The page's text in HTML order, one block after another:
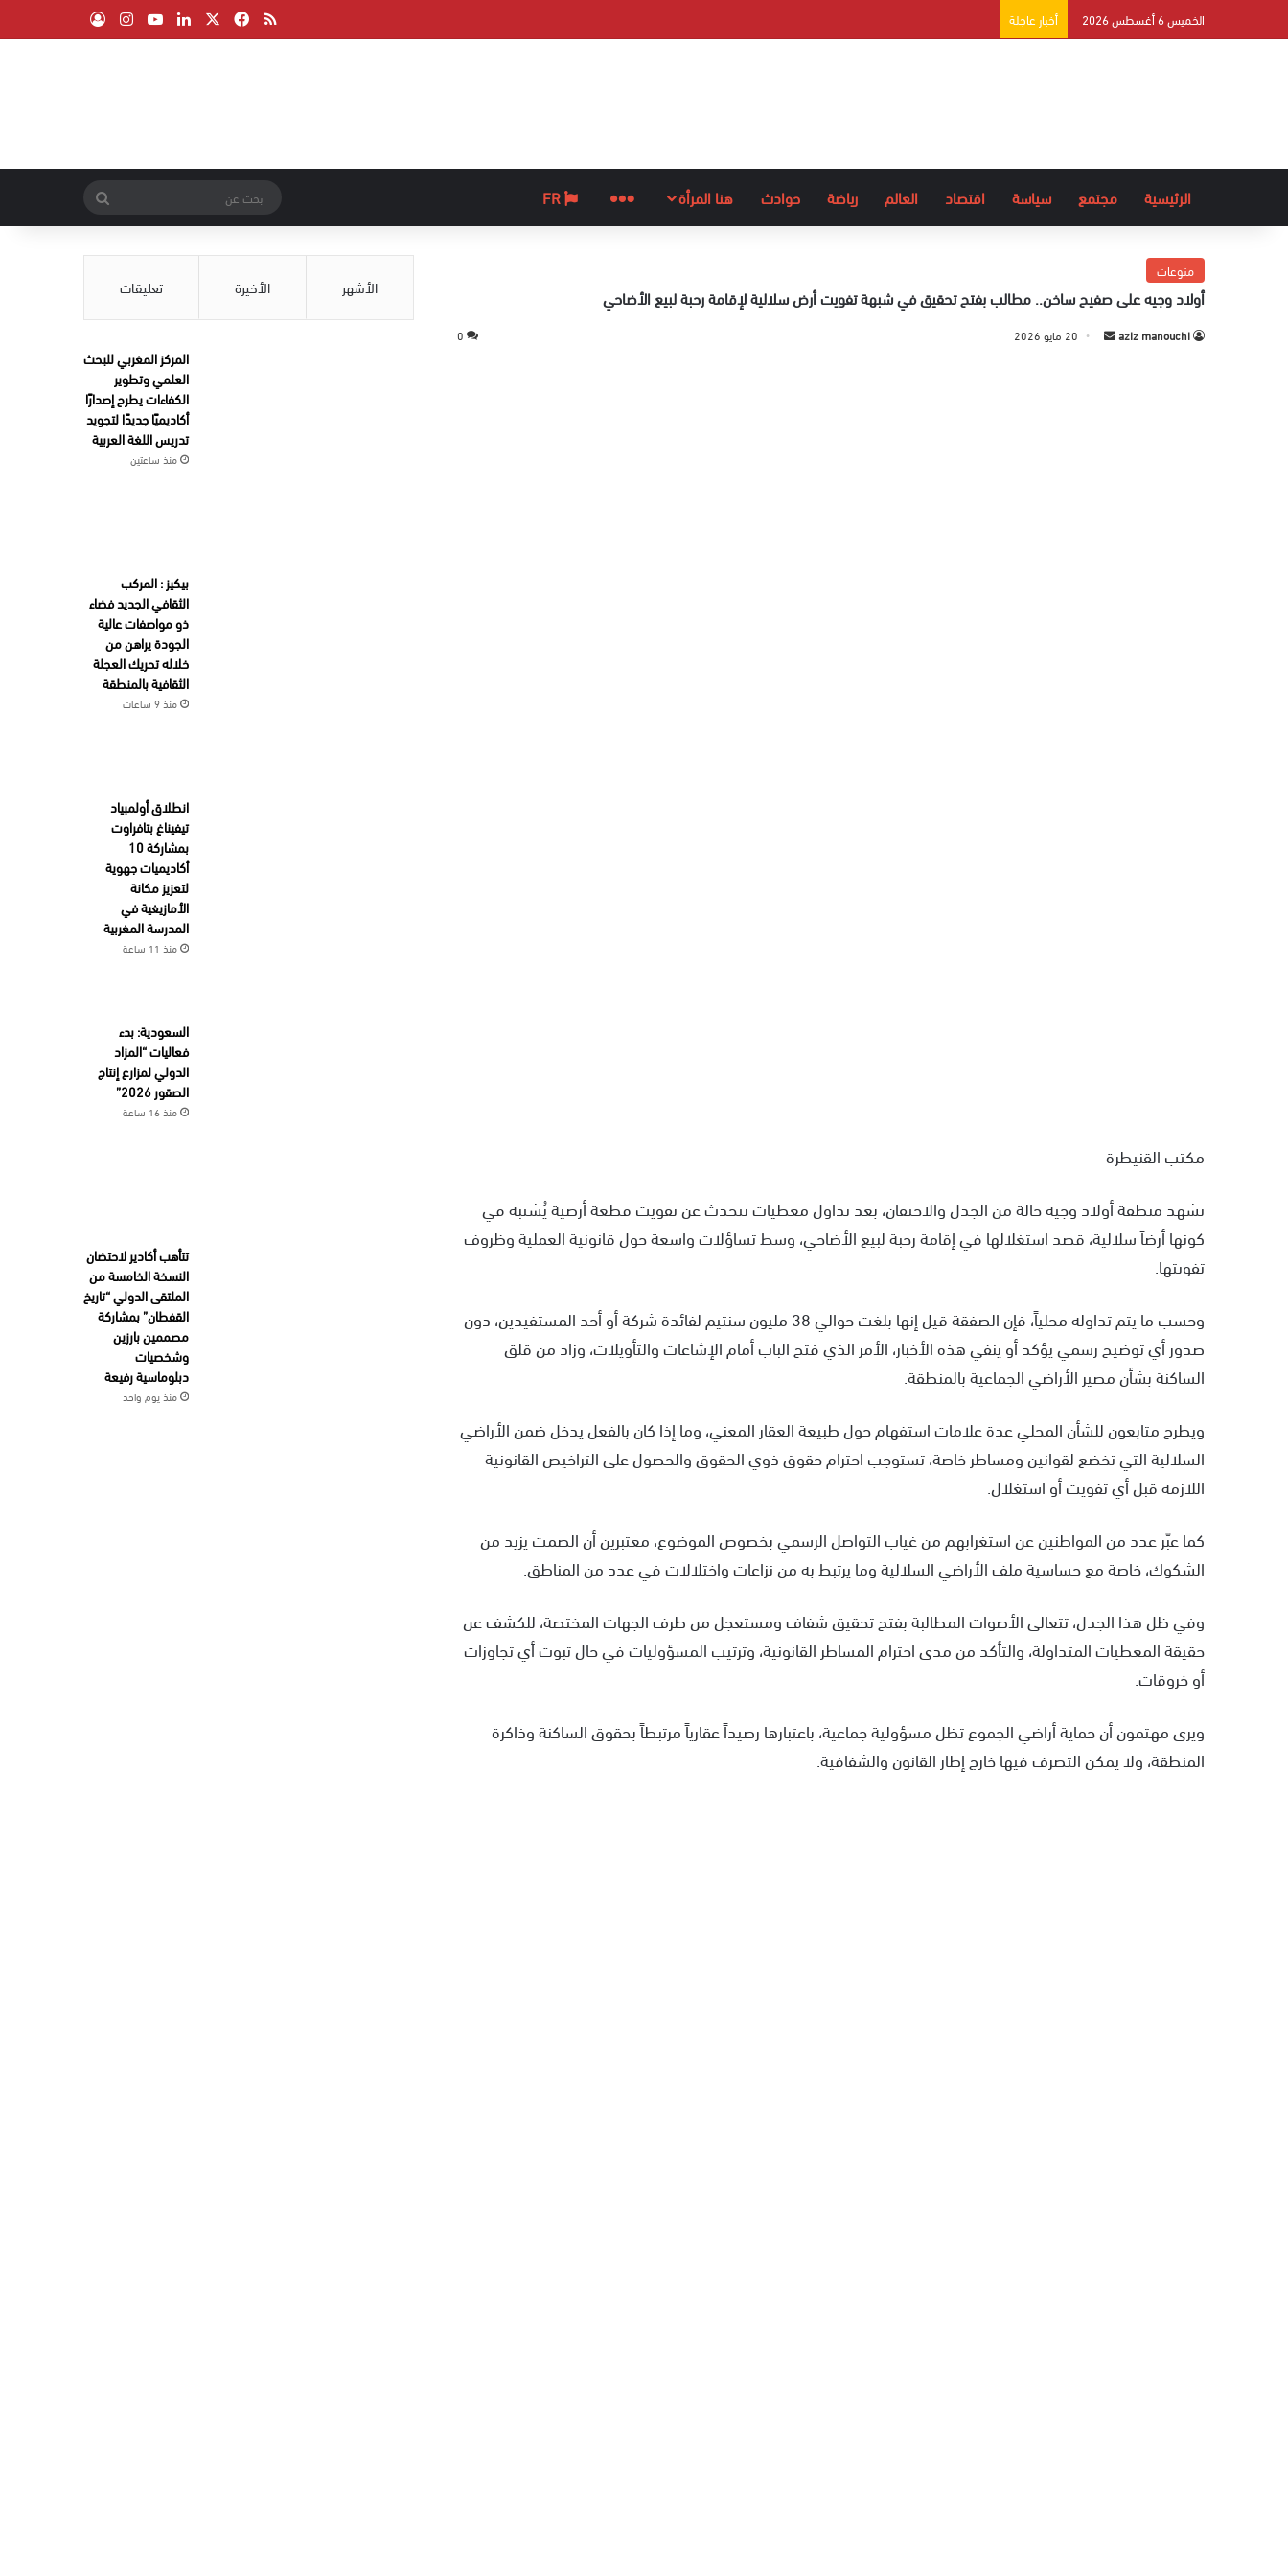
الخميس 6 أغسطس 2026 أخبار عاجلة ملخص الموقع RSS
فيسبوك لينكدإن ‫YouTube
انستقرام
الرئيسية مجتمع سياسة اقتصاد العالم رياضة حوادث هنا المرأة المزيد
عن
منوعات
أولاد وجيه على صفيح ساخن.. مطالب بفتح تحقيق في شبهة تفويت أرض سلالية لإقامة رحبة لبيع الأضاحي
aziz manouchi 20 مايو 2026 0
مكتب القنيطرة
تشهد منطقة أولاد وجيه حالة من الجدل والاحتقان، بعد تداول معطيات تتحدث عن تفويت قطعة أرضية يُشتبه في
كونها أرضاً سلالية، قصد استغلالها في إقامة رحبة لبيع الأضاحي، وسط تساؤلات واسعة حول قانونية العملية وظروف
تفويتها.
وحسب ما يتم تداوله محلياً، فإن الصفقة قيل إنها بلغت حوالي 38 مليون سنتيم لفائدة شركة أو أحد المستفيدين، دون
صدور أي توضيح رسمي يؤكد أو ينفي هذه الأخبار، الأمر الذي فتح الباب أمام الإشاعات والتأويلات، وزاد من قلق
الساكنة بشأن مصير الأراضي الجماعية بالمنطقة.
ويطرح متابعون للشأن المحلي عدة علامات استفهام حول طبيعة العقار المعني، وما إذا كان بالفعل يدخل ضمن الأراضي
السلالية التي تخضع لقوانين ومساطر خاصة، تستوجب احترام حقوق ذوي الحقوق والحصول على التراخيص القانونية
اللازمة قبل أي تفويت أو استغلال.
كما عبّر عدد من المواطنين عن استغرابهم من غياب التواصل الرسمي بخصوص الموضوع، معتبرين أن الصمت يزيد من
الشكوك، خاصة مع حساسية ملف الأراضي السلالية وما يرتبط به من نزاعات واختلالات في عدد من المناطق.
وفي ظل هذا الجدل، تتعالى الأصوات المطالبة بفتح تحقيق شفاف ومستعجل من طرف الجهات المختصة، للكشف عن
حقيقة المعطيات المتداولة، والتأكد من مدى احترام المساطر القانونية، وترتيب المسؤوليات في حال ثبوت أي تجاوزات
أو خروقات.
ويرى مهتمون أن حماية أراضي الجموع تظل مسؤولية جماعية، باعتبارها رصيداً عقارياً مرتبطاً بحقوق الساكنة وذاكرة
المنطقة، ولا يمكن التصرف فيها خارج إطار القانون والشفافية.
الأشهر الأخيرة تعليقات
المركز المغربي للبحث
العلمي وتطوير
الكفاءات يطرح إصدارًا
أكاديميًا جديدًا لتجويد
تدريس اللغة العربية
منذ ساعتين
بيكيز : المركب
الثقافي الجديد فضاء
ذو مواصفات عالية
الجودة يراهن من
خلاله تحريك العجلة
الثقافية بالمنطقة
منذ 9 ساعات
انطلاق أولمبياد
تيفيناغ بتافراوت
بمشاركة 10
أكاديميات جهوية
لتعزيز مكانة
الأمازيغية في
المدرسة المغربية
منذ 11 ساعة
السعودية: بدء
فعاليات “المزاد
الدولي لمزارع إنتاج
الصقور 2026”
منذ 16 ساعة
تتأهب أكادير لاحتضان
النسخة الخامسة من
الملتقى الدولي “تاريخ
القفطان” بمشاركة
مصممين بارزين
وشخصيات
دبلوماسية رفيعة
منذ يوم واحد